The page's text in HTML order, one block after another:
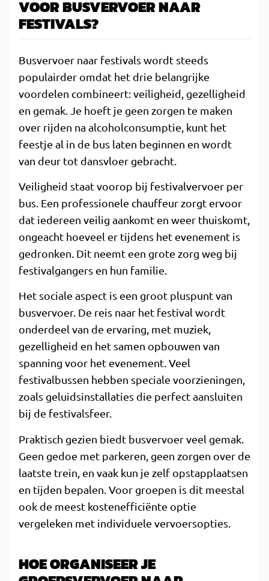
VOOR BUSVERVOER NAAR
FESTIVALS?
Busvervoer naar festivals wordt steeds
populairder omdat het drie belangrijke
voordelen combineert: veiligheid, gezelligheid
en gemak. Je hoeft je geen zorgen te maken
over rijden na alcoholconsumptie, kunt het
feestje al in de bus laten beginnen en wordt
van deur tot dansvloer gebracht.
Veiligheid staat voorop bij festivalvervoer per
bus. Een professionele chauffeur zorgt ervoor
dat iedereen veilig aankomt en weer thuiskomt,
ongeacht hoeveel er tijdens het evenement is
gedronken. Dit neemt een grote zorg weg bij
festivalgangers en hun familie.
Het sociale aspect is een groot pluspunt van
busvervoer. De reis naar het festival wordt
onderdeel van de ervaring, met muziek,
gezelligheid en het samen opbouwen van
spanning voor het evenement. Veel
festivalbussen hebben speciale voorzieningen,
zoals geluidsinstallaties die perfect aansluiten
bij de festivalsfeer.
Praktisch gezien biedt busvervoer veel gemak.
Geen gedoe met parkeren, geen zorgen over de
laatste trein, en vaak kun je zelf opstapplaatsen
en tijden bepalen. Voor groepen is dit meestal
ook de meest kostenefficiënte optie
vergeleken met individuele vervoersopties.
HOE ORGANISEER JE